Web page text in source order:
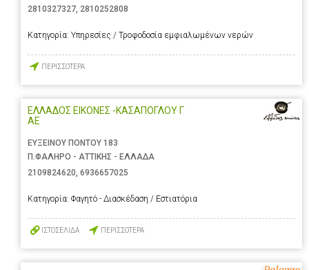
2810327327 2810252808
Κατηγορία: Υπηρεσίες / Τροφοδοσία εμφιαλωμένων νερών
ΠΕΡΙΣΣΟΤΕΡΑ
ΕΛΛΑΔΟΣ ΕΙΚΟΝΕΣ -ΚΑΣΑΠΟΓΛΟΥ Γ
ΑΕ
ΕΥΞΕΙΝΟΥ ΠΟΝΤΟΥ 183
Π.ΦΑΛΗΡΟ - ΑΤΤΙΚΗΣ - ΕΛΛΑΔΑ
2109824620, 6936657025
Κατηγορία: Φαγητό - Διασκέδαση / Εστιατόρια
ΙΣΤΟΣΕΛΙΔΑ ΠΕΡΙΣΣΟΤΕΡΑ